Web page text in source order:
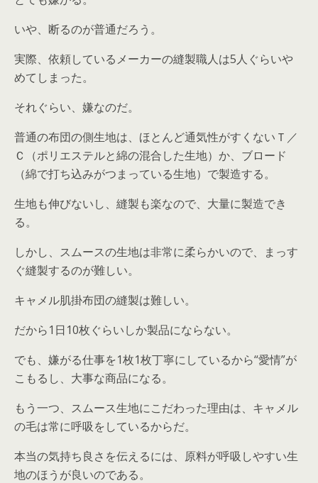
いや、断るのが普通だろう。
実際、依頼しているメーカーの縫製職人は5人ぐらいや
めてしまった。
それぐらい、嫌なのだ。
普通の布団の側生地は、ほとんど通気性がすくないＴ／
Ｃ（ポリエステルと綿の混合した生地）か、ブロード
（綿で打ち込みがつまっている生地）で製造する。
生地も伸びないし、縫製も楽なので、大量に製造でき
る。
しかし、スムースの生地は非常に柔らかいので、まっす
ぐ縫製するのが難しい。
キャメル肌掛布団の縫製は難しい。
だから1日10枚ぐらいしか製品にならない。
でも、嫌がる仕事を1枚1枚丁寧にしているから“愛情”が
こもるし、大事な商品になる。
もう一つ、スムース生地にこだわった理由は、キャメル
の毛は常に呼吸をしているからだ。
本当の気持ち良さを伝えるには、原料が呼吸しやすい生
地のほうが良いのである。